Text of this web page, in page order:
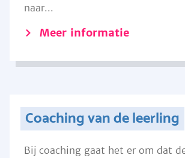
naar...
Meer informatie
Coaching van de leerling
Bij coaching gaat het er om dat